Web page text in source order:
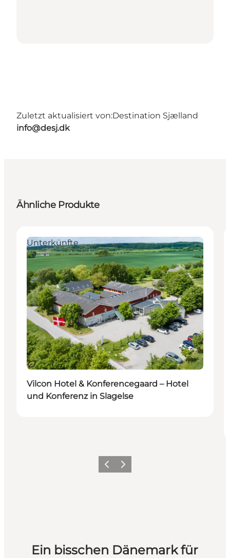
Zuletzt aktualisiert von:Destination Sjælland
info@desj.dk
Ähnliche Produkte
Nachhaltig
Unterkünfte
Vilcon Hotel & Konferencegaard – Hotel
und Konferenz in Slagelse
ZurückWeiter
Ein bisschen Dänemark für